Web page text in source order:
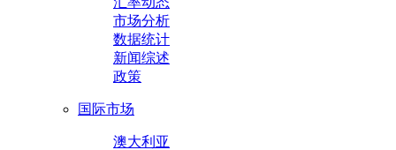
市场分析
数据统计
新闻综述
政策
国际市场
澳大利亚